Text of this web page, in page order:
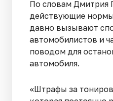
По словам Дмитрия
действующие
давно вызывают
автомобилистов и
поводом для
автомобиля.
«Штрафы за